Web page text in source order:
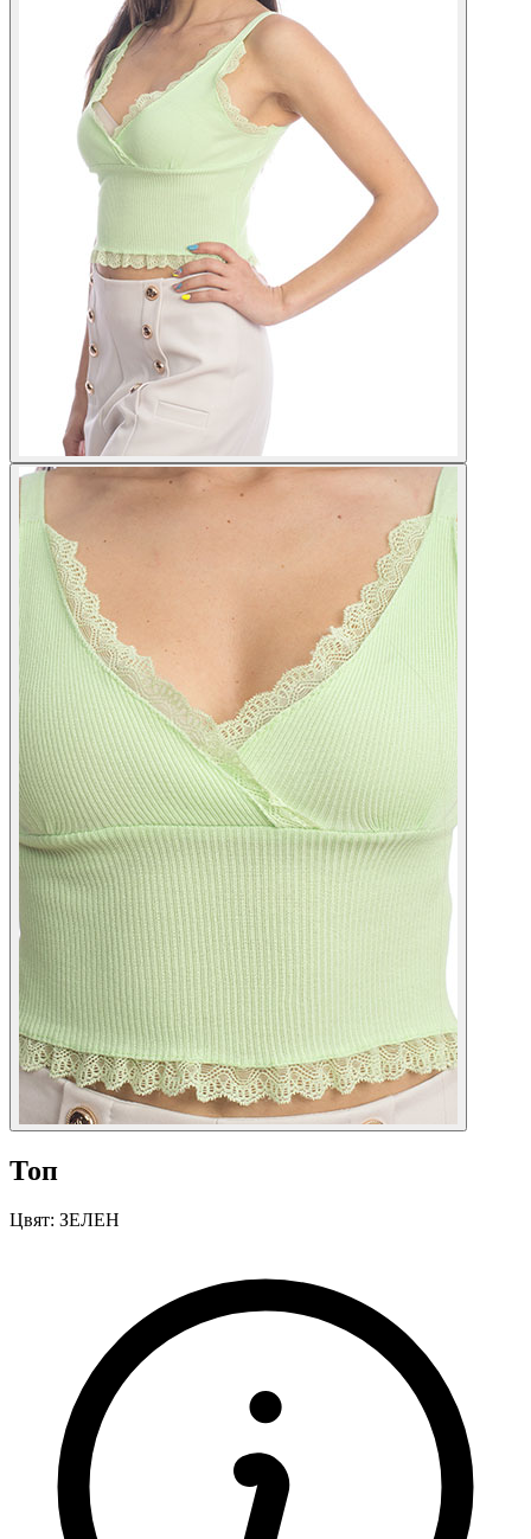
Топ
Цвят: ЗЕЛЕН